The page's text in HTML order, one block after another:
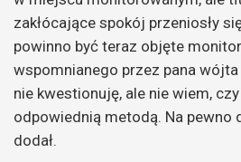
zakłócające spokój przeniosły
powinno być teraz objęte
wspomnianego przez pana wójta
nie kwestionuję, ale nie wiem,
odpowiednią metodą. Na pewno
dodał.